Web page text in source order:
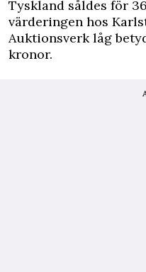
Tyskland såldes för
värderingen hos
Auktionsverk låg
kronor.